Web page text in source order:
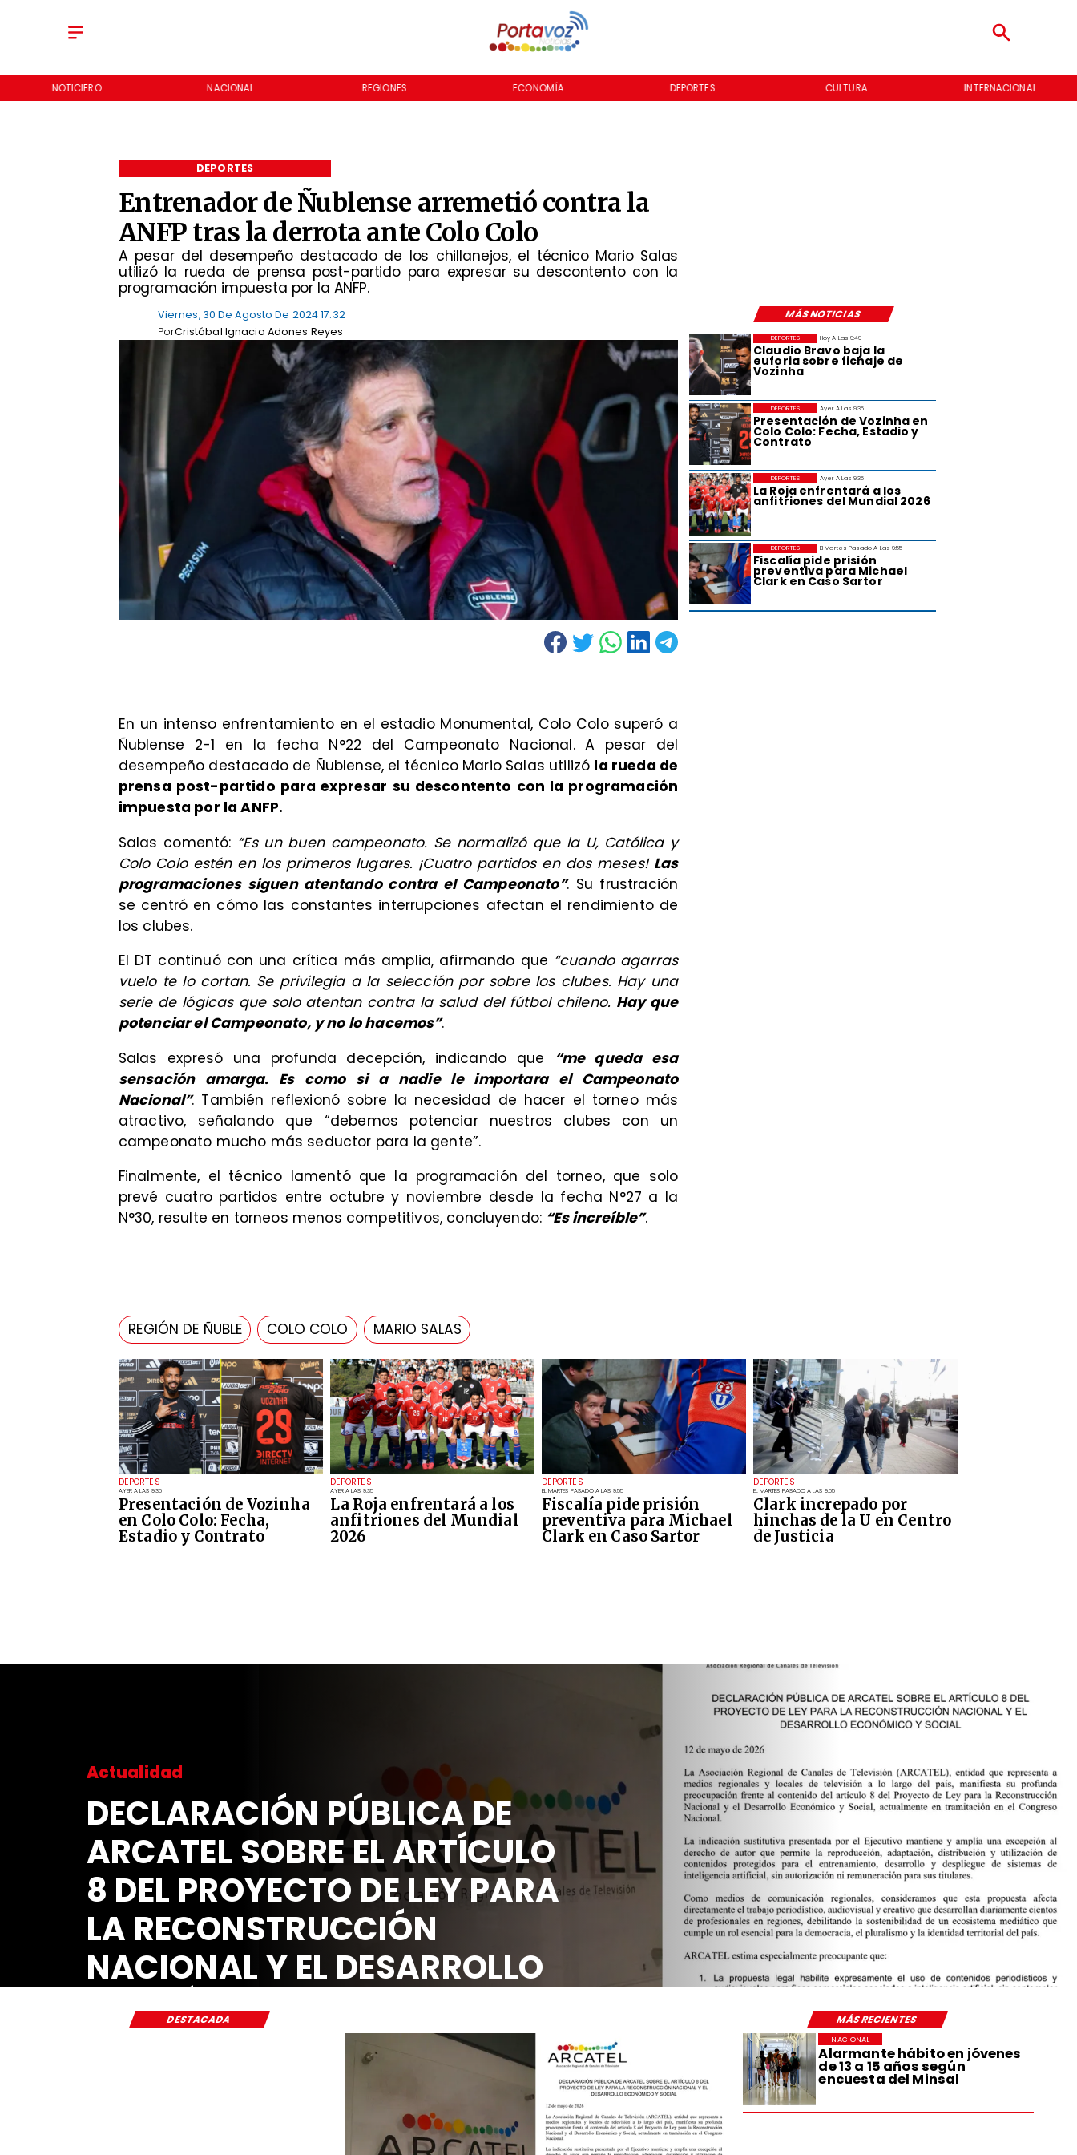
NOTICIERO NACIONAL REGIONES ECONOMÍA DEPORTES CULTURA INTERNACIONAL
Entrenador de Ñublense arremetió contra la
ANFP tras la derrota ante Colo Colo
A pesar del desempeño destacado de los chillanejos, el técnico Mario Salas
utilizó la rueda de prensa post-partido para expresar su descontento con la
programación impuesta por la ANFP.
DEPORTES
MÁS NOTICIAS
Viernes, 30 De Agosto De 2024 17:32
Cristóbal Ignacio Adones Reyes
Por
DEPORTES
AYER A LAS 9:35
Presentación de Vozinha
en Colo Colo: Fecha,
Estadio y Contrato
DEPORTES
AYER A LAS 9:35
La Roja enfrentará a los
anfitriones del Mundial
2026
DEPORTES
EL MARTES PASADO A LAS 9:55
Fiscalía pide prisión
preventiva para Michael
Clark en Caso Sartor
DEPORTES
EL MARTES PASADO A LAS 9:55
Clark increpado por
hinchas de la U en Centro
de Justicia
Hoy A Las 9:49
Claudio Bravo baja la
euforia sobre fichaje de
Vozinha
DEPORTES
Ayer A Las 9:35
Presentación de Vozinha en
Colo Colo: Fecha, Estadio y
Contrato
DEPORTES
Ayer A Las 9:35
La Roja enfrentará a los
anfitriones del Mundial 2026
DEPORTES
El Martes Pasado A Las 9:55
Fiscalía pide prisión
preventiva para Michael
Clark en Caso Sartor
DEPORTES
En un intenso enfrentamiento en el estadio Monumental, Colo Colo superó a
Ñublense 2-1 en la fecha N°22 del Campeonato Nacional. A pesar del
desempeño destacado de Ñublense, el técnico Mario Salas utilizó la rueda de
prensa post-partido para expresar su descontento con la programación
impuesta por la ANFP.
Salas comentó: “Es un buen campeonato. Se normalizó que la U, Católica y
Colo Colo estén en los primeros lugares. ¡Cuatro partidos en dos meses! Las
programaciones siguen atentando contra el Campeonato”. Su frustración
se centró en cómo las constantes interrupciones afectan el rendimiento de
los clubes.
El DT continuó con una crítica más amplia, afirmando que “cuando agarras
vuelo te lo cortan. Se privilegia a la selección por sobre los clubes. Hay una
serie de lógicas que solo atentan contra la salud del fútbol chileno. Hay que
potenciar el Campeonato, y no lo hacemos”.
Salas expresó una profunda decepción, indicando que
“me queda esa
sensación amarga. Es como si a nadie le importara el Campeonato
Nacional”. También reflexionó sobre la necesidad de hacer el torneo más
atractivo, señalando que “debemos potenciar nuestros clubes con un
campeonato mucho más seductor para la gente”.
Finalmente, el técnico lamentó que la programación del torneo, que solo
prevé cuatro partidos entre octubre y noviembre desde la fecha N°27 a la
N°30, resulte en torneos menos competitivos, concluyendo: “Es increíble”.
REGIÓN DE ÑUBLE COLO COLO MARIO SALAS
DECLARACIÓN PÚBLICA DE
ARCATEL SOBRE EL ARTÍCULO
8 DEL PROYECTO DE LEY PARA
LA RECONSTRUCCIÓN
NACIONAL Y EL DESARROLLO
ECONÓMICO Y SOCIAL
Alarmante hábito en jóvenes
de 13 a 15 años según
encuesta del Minsal
NACIONAL
DESTACADA MÁS RECIENTES